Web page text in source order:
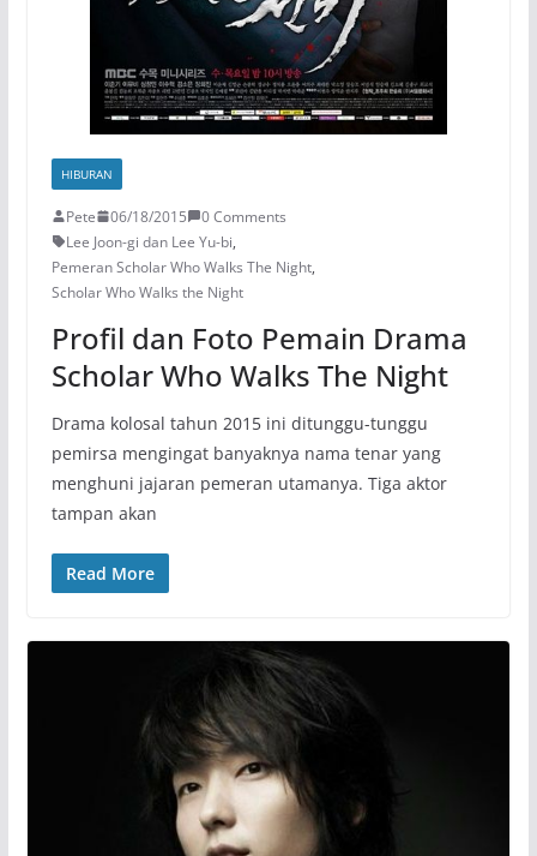
HIBURAN
Pete 06/18/2015
0 Comments
Lee Joon-gi dan Lee Yu-bi,
Pemeran Scholar Who Walks The Night,
Scholar Who Walks the Night
Profil dan Foto Pemain Drama
Scholar Who Walks The Night
Drama kolosal tahun 2015 ini ditunggu-tunggu
pemirsa mengingat banyaknya nama tenar yang
menghuni jajaran pemeran utamanya. Tiga aktor
tampan akan
Read More